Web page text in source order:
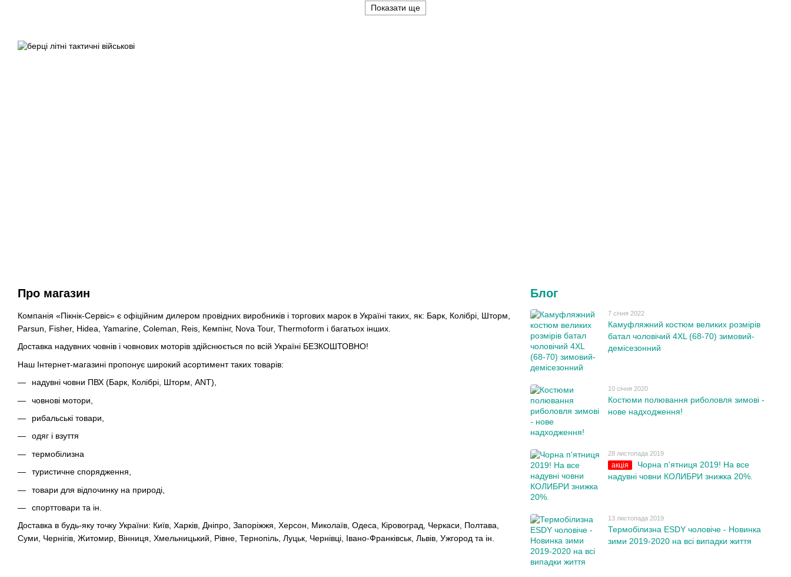
Показати ще
Про магазин
Компанія «Пікнік-Сервіс» є офіційним дилером провідних виробників і торгових марок в Україні таких, як: Барк, Колібрі, Шторм,
Parsun, Fisher, Hidea, Yamarine, Coleman, Reis, Кемпінг, Nova Tour, Thermoform і багатьох інших.
Доставка надувних човнів і човнових моторів здійснюється по всій Україні БЕЗКОШТОВНО!
Наш Інтернет-магазині пропонує широкий асортимент таких товарів:
надувні човни ПВХ (Барк, Колібрі, Шторм, ANT),
човнові мотори,
рибальські товари,
одяг і взуття
термобілизна
туристичне спорядження,
товари для відпочинку на природі,
спорттовари та ін.
Доставка в будь-яку точку України: Київ, Харків, Дніпро, Запоріжжя, Херсон, Миколаїв, Одеса, Кіровоград, Черкаси, Полтава,
Суми, Чернігів, Житомир, Вінниця, Хмельницький, Рівне, Тернопіль, Луцьк, Чернівці, Івано-Франківськ, Львів, Ужгород та ін.
Блог
7 січня 2022
Камуфляжний костюм великих розмірів
батал чоловічий 4XL (68-70) зимовий-
демісезонний
10 січня 2020
Костюми полювання риболовля зимові -
нове надходження!
28 листопада 2019
акція
Чорна п'ятниця 2019! На все
надувні човни КОЛИБРИ знижка 20%.
13 листопада 2019
Термобілизна ESDY чоловіче - Новинка
зими 2019-2020 на всі випадки життя